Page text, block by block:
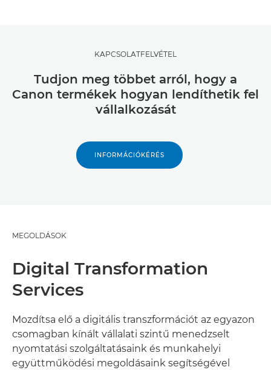
KAPCSOLATFELVÉTEL
Tudjon meg többet arról, hogy a
Canon termékek hogyan lendíthetik fel
vállalkozását
INFORMÁCIÓKÉRÉS
MEGOLDÁSOK
Digital Transformation
Services
Mozdítsa elő a digitális transzformációt az egyazon
csomagban kínált vállalati szintű menedzselt
nyomtatási szolgáltatásaink és munkahelyi
együttműködési megoldásaink segítségével